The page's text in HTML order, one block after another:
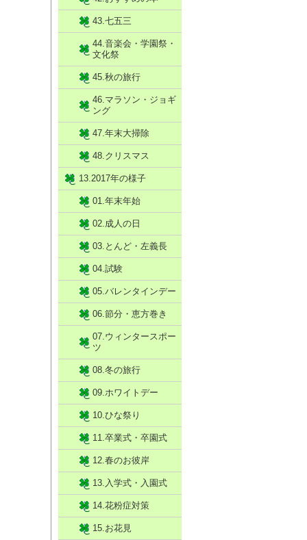
43.七五三
44.音楽会・学園祭・
文化祭
45.秋の旅行
46.マラソン・ジョギ
ング
47.年末大掃除
48.クリスマス
13.2017年の様子
01.年末年始
02.成人の日
03.とんど・左義長
04.試験
05.バレンタインデー
06.節分・恵方巻き
07.ウィンタースポー
ツ
08.冬の旅行
09.ホワイトデー
10.ひな祭り
11.卒業式・卒園式
12.春のお彼岸
13.入学式・入園式
14.花粉症対策
15.お花見